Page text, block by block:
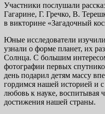
Участники послушали
Гагарине, Г. Гречко, В.
в викторине «Загадочный
Юные исследователи
узнали о форме планет, их
Солнца. С большим
фотографии первых
день подарил детям массу
гордимся нашей историей и
любовь к науке, воспитывая
достижения нашей страны.